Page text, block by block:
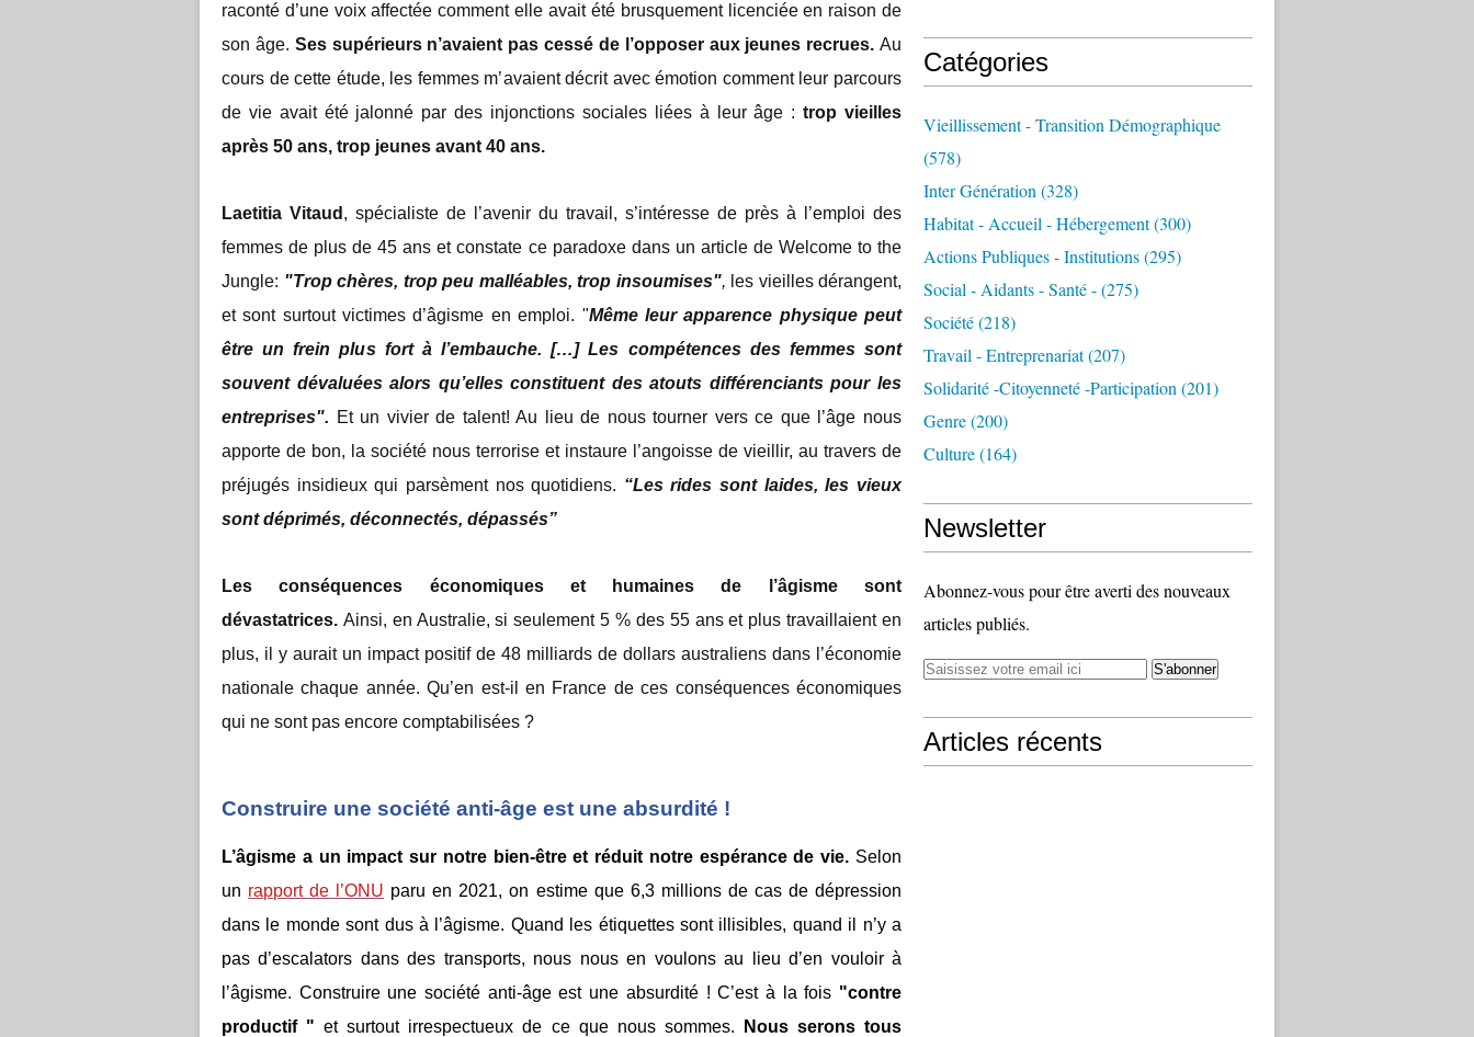
raconté d’une voix affectée comment elle avait été brusquement licenciée en raison de
son âge. Ses supérieurs n’avaient pas cessé de l’opposer aux jeunes recrues. Au
cours de cette étude, les femmes m’avaient décrit avec émotion comment leur parcours
de vie avait été jalonné par des injonctions sociales liées à leur âge :trop vieilles
après 50 ans, trop jeunes avant 40 ans.
Laetitia Vitaud , spécialiste de l’avenir du travail, s’intéresse de près à l’emploi des
femmes de plus de 45 ans et constate ce paradoxe dans un article de Welcome to the
Jungle: "Trop chères, trop peu malléables, trop insoumises", les vieilles dérangent,
et sont surtout victimes d’âgisme en emploi. "Même leur apparence physique peut
être un frein plus fort à l’embauche. […]Les compétences des femmes sont
souvent dévaluéesalors qu’elles constituent des atouts différenciants pour les
entreprises". Et un vivier de talent! Au lieu de nous tourner vers ce que l’âge nous
apporte de bon, la société nous terrorise et instaure l’angoisse de vieillir, au travers de
préjugés insidieux qui parsèment nos quotidiens. “Les rides sont laides, les vieux
sont déprimés, déconnectés, dépassés”
Les conséquences économiques et humaines de l’âgisme sont
dévastatrices. Ainsi, en Australie, si seulement 5 % des 55 ans et plus travaillaient en
plus, il y aurait un impact positif de 48 milliards de dollars australiens dans l’économie
nationale chaque année. Qu’en est-il en France de ces conséquences économiques
qui ne sont pas encore comptabilisées ?
Construire une société anti-âge est une absurdité !
L’âgisme a un impact sur notre bien-être et réduit notre espérance de vie. Selon
un rapport de l’ONU paru en 2021, on estime que 6,3 millions de cas de dépression
dans le monde sont dus à l’âgisme. Quand les étiquettes sont illisibles, quand il n’y a
pas d’escalators dans des transports, nous nous en voulons au lieu d’en vouloir à
l’âgisme. Construire une société anti-âge est une absurdité ! C’est à la fois "contre
productif " et surtout irrespectueux de ce que nous sommes.
Nous serons tous
Catégories
Vieillissement - Transition Démographique
(578)
Inter Génération (328)
Habitat - Accueil - Hébergement(300)
Actions Publiques - Institutions(295)
Social - Aidants - Santé -(275)
Société(218)
Travail - Entreprenariat(207)
Solidarité -citoyenneté -participation (201)
Genre(200)
Culture(164)
Newsletter
Abonnez-vous pour être averti des nouveaux
articles publiés.
Articles récents